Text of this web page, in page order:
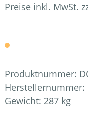
Preise inkl. MwSt.
Produktnummer:
Herstellernummer:
Gewicht: 287 kg